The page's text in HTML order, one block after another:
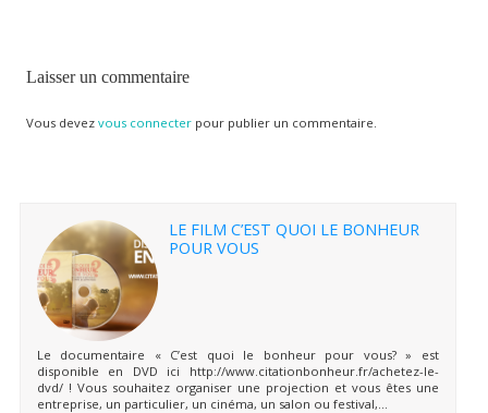
Laisser un commentaire
Vous devez vous connecterpour publier un commentaire.
LE FILM C’EST QUOI LE BONHEUR
POUR VOUS
Le documentaire « C’est quoi le bonheur pour vous? » est
disponible en DVD ici http://www.citationbonheur.fr/achetez-le-
dvd/ ! Vous souhaitez organiser une projection et vous êtes une
entreprise, un particulier, un cinéma, un salon ou festival,...